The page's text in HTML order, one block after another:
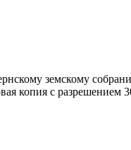
земскому
копия с разрешением